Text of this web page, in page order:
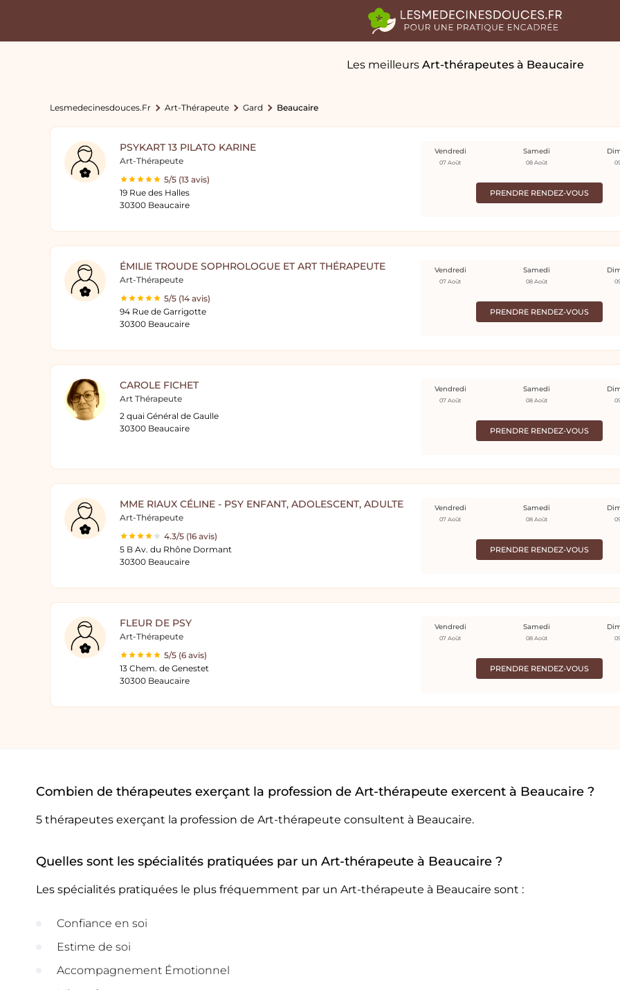
Les meilleurs Art-thérapeutes à Beaucaire
Lesmedecinesdouces.fr Art-Thérapeute Gard Beaucaire
PSYKART 13 PILATO KARINE
Art-Thérapeute
5/5 (13 avis)
19 Rue des Halles
30300 Beaucaire
PRENDRE RENDEZ-VOUS
Vendredi
07 Août
Samedi
08 Août
ÉMILIE TROUDE SOPHROLOGUE ET ART THÉRAPEUTE
Art-Thérapeute
5/5 (14 avis)
94 Rue de Garrigotte
30300 Beaucaire
PRENDRE RENDEZ-VOUS
Vendredi
07 Août
Samedi
08 Août
CAROLE FICHET
Art Thérapeute
2 quai Général de Gaulle
30300 Beaucaire
PRENDRE RENDEZ-VOUS
Vendredi
07 Août
Samedi
08 Août
MME RIAUX CÉLINE - PSY ENFANT, ADOLESCENT, ADULTE
Art-Thérapeute
4.3/5 (16 avis)
5 B Av. du Rhône Dormant
30300 Beaucaire
PRENDRE RENDEZ-VOUS
Vendredi
07 Août
Samedi
08 Août
FLEUR DE PSY
Art-Thérapeute
5/5 (6 avis)
13 Chem. de Genestet
30300 Beaucaire
PRENDRE RENDEZ-VOUS
Vendredi
07 Août
Samedi
08 Août
Combien de thérapeutes exerçant la profession de Art-thérapeute exercent à Beaucaire ?
5 thérapeutes exerçant la profession de Art-thérapeute consultent à Beaucaire.
Quelles sont les spécialités pratiquées par un Art-thérapeute à Beaucaire ?
Les spécialités pratiquées le plus fréquemment par un Art-thérapeute à Beaucaire sont :
Confiance en soi
Estime de soi
Accompagnement Émotionnel